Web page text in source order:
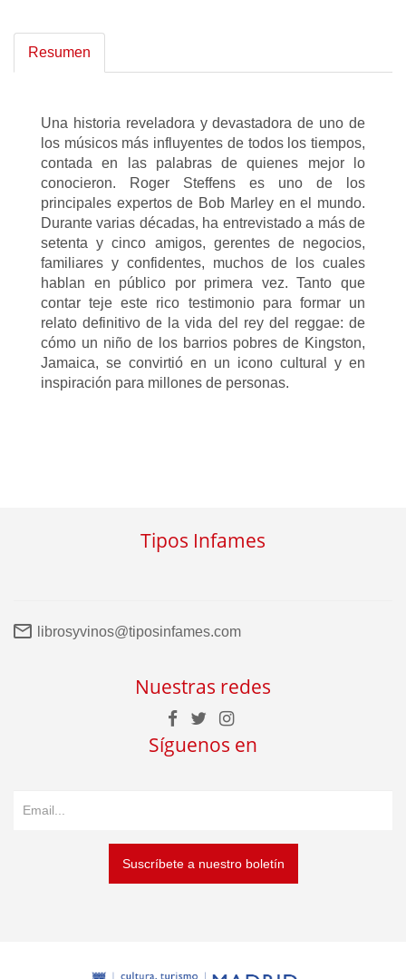
Resumen
Una historia reveladora y devastadora de uno de
los músicos más influyentes de todos los tiempos,
contada en las palabras de quienes mejor lo
conocieron. Roger Steffens es uno de los
principales expertos de Bob Marley en el mundo.
Durante varias décadas, ha entrevistado a más de
setenta y cinco amigos, gerentes de negocios,
familiares y confidentes, muchos de los cuales
hablan en público por primera vez. Tanto que
contar teje este rico testimonio para formar un
relato definitivo de la vida del rey del reggae: de
cómo un niño de los barrios pobres de Kingston,
Jamaica, se convirtió en un icono cultural y en
inspiración para millones de personas.
Tipos Infames
librosyvinos@tiposinfames.com
Nuestras redes
Síguenos en
Suscríbete a nuestro boletín